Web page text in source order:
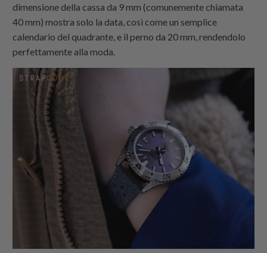
dimensione della cassa da 9 mm (comunemente chiamata
40 mm) mostra solo la data, così come un semplice
calendario del quadrante, e il perno da 20 mm, rendendolo
perfettamente alla moda.